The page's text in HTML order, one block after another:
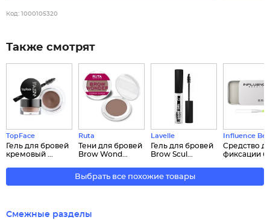
Код: 1000105320
Также смотрят
TopFace
Гель для бровей
кремовый ...
Ruta
Тени для бровей
Brow Wond...
Lavelle
Гель для бровей
Brow Scul...
Influence
Cредство
фиксации
Выбрать все похожие товары
Смежные разделы